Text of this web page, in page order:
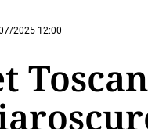
2025 12:00